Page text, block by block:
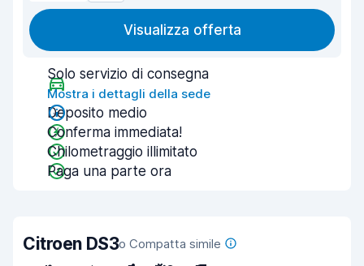
Visualizza offerta
Solo servizio di consegna
Mostra i dettagli della sede
Deposito medio
Conferma immediata!
Chilometraggio illimitato
Paga una parte ora
Citroen DS3o Compatta simile